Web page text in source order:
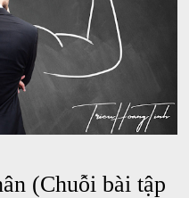
(Chuỗi bài tập